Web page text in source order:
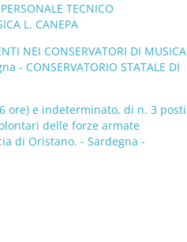
TECNICO
L. CANEPA
NEI CONSERVATORI DI MUSICA
- CONSERVATORIO STATALE DI
ore) e indeterminato, di n. 3 posti
delle forze armate
di Oristano. - Sardegna -